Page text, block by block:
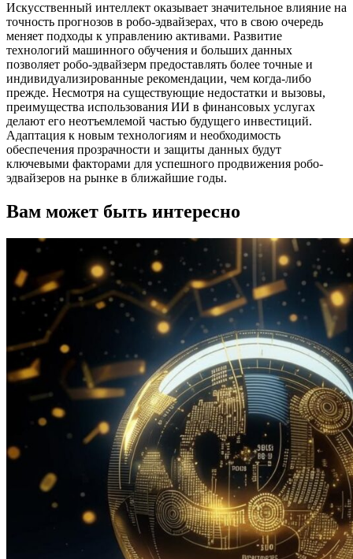
Искусственный интеллект оказывает значительное влияние на
точность прогнозов в робо-эдвайзерах, что в свою очередь
меняет подходы к управлению активами. Развитие
технологий машинного обучения и больших данных
позволяет робо-эдвайзерм предоставлять более точные и
индивидуализированные рекомендации, чем когда-либо
прежде. Несмотря на существующие недостатки и вызовы,
преимущества использования ИИ в финансовых услугах
делают его неотъемлемой частью будущего инвестиций.
Адаптация к новым технологиям и необходимость
обеспечения прозрачности и защиты данных будут
ключевыми факторами для успешного продвижения робо-
эдвайзеров на рынке в ближайшие годы.
Вам может быть интересно